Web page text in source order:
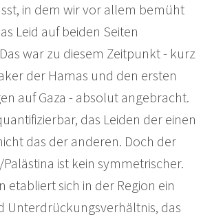
in dem wir vor allem bemüht
Leid auf beiden Seiten
war zu diesem Zeitpunkt - kurz
der Hamas und den ersten
auf Gaza - absolut angebracht.
das Leiden der einen
das der anderen. Doch der
ist kein symmetrischer.
etabliert sich in der Region ein
Unterdrückungsverhältnis, das